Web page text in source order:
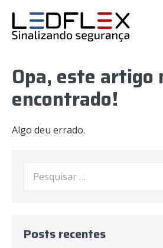
Opa, este artigo
encontrado!
Algo deu errado.
Posts recentes